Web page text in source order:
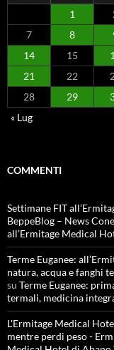
1
7
8
14
15
21
22
28
29
« Lug
COMMENTI
Settimane FIT
BeppeBlog – News
all’Ermitage Medical
Terme Euganee:
natura, acqua e fanghi
su Terme Euganee:
termali, medicina
L'Ermitage Medical
mentre perdi peso -